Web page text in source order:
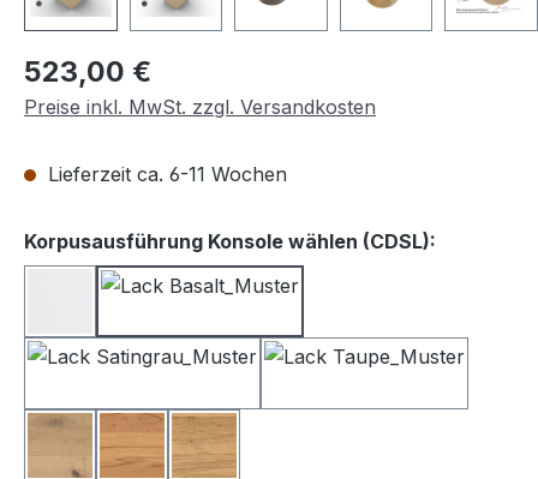
Regulärer Preis:
523,00 €
Preise inkl. MwSt. zzgl. Versandkosten
Lieferzeit ca. 6-11 Wochen
Korpusausführung Konsole wählen (CDSL):
BalkeneicheKernbucheWildeiche